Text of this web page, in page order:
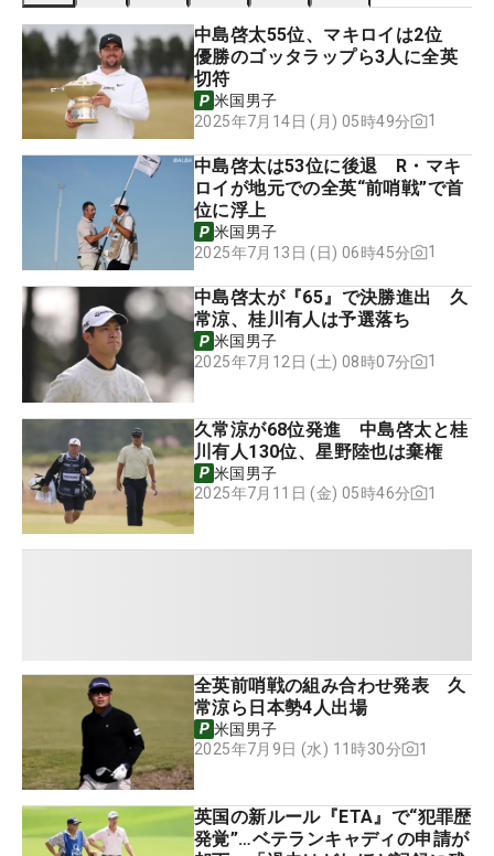
中島啓太55位、マキロイは2位
優勝のゴッタラップら3人に全英
切符
米国男子
2025年7月14日 (月) 05時49分
1
中島啓太は53位に後退 R・マキ
ロイが地元での全英“前哨戦”で首
位に浮上
米国男子
2025年7月13日 (日) 06時45分
1
中島啓太が『65』で決勝進出 久
常涼、桂川有人は予選落ち
米国男子
2025年7月12日 (土) 08時07分
1
久常涼が68位発進 中島啓太と桂
川有人130位、星野陸也は棄権
米国男子
2025年7月11日 (金) 05時46分
1
全英前哨戦の組み合わせ発表 久
常涼ら日本勢4人出場
米国男子
2025年7月9日 (水) 11時30分
1
英国の新ルール『ETA』で“犯罪歴
発覚”…ベテランキャディの申請が